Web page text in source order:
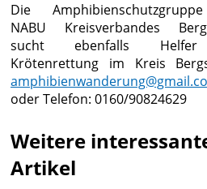
Die
NABU Kreisverbandes
sucht ebenfalls
Krötenrettung im Kreis
oder Telefon: 0160/90824629
Weitere
Artikel